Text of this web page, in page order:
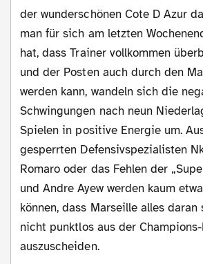
der wunderschönen Cote D Azur
man für sich am letzten
hat, dass Trainer vollkommen
und der Posten auch durch den
werden kann, wandeln sich die
Schwingungen nach neun
Spielen in positive Energie um.
gesperrten Defensivspezialisten
Romaro oder das Fehlen der
und Andre Ayew werden kaum
können, dass Marseille alles daran
nicht punktlos aus der
auszuscheiden.